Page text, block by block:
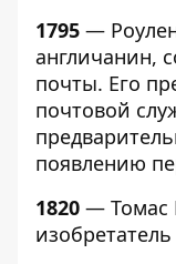
1795 —
англичанин,
почты. Его
почтовой
появлению
1820 — Томас